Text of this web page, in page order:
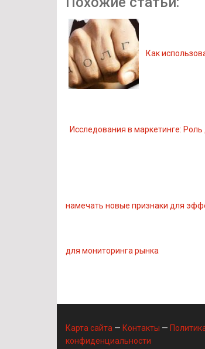
Как
Исследования в маркетинге:
намечать новые признаки для
для мониторинга рынка
Карта сайта — Контакты —
конфиденциальности